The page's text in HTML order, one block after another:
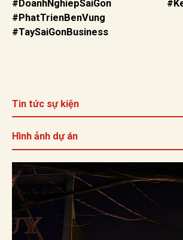
#DoanhNghiepSaiGon
#PhatTrienBenVung
#TaySaiGonBusiness
Tin tức sự kiện
Hình ảnh dự án